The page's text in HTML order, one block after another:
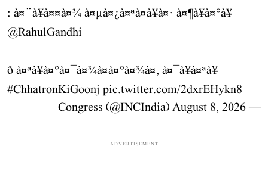
: à¤¨à¥à¤¤à¤¾ à¤µà¤¿à¤ªà¤à¥à¤· à¤¶à¥à¤°à¥
@RahulGandhi
ð à¤ªà¥à¤°à¤¯à¤¾à¤à¤°à¤¾à¤, à¤¯à¥à¤ªà¥
#ChhatronKiGoonj pic.twitter.com/2dxrEHykn8
— Congress (@INCIndia)
August 8, 2026
ADVERTISEMENT